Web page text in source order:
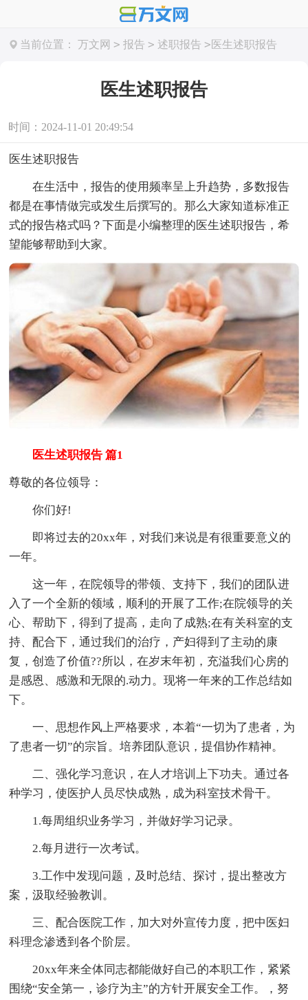
当前位置： 万文网 > 报告 > 述职报告 > 医生述职报告
医生述职报告
时间：2024-11-01 20:49:54
医生述职报告
在生活中，报告的使用频率呈上升趋势，多数报告
都是在事情做完或发生后撰写的。那么大家知道标准正
式的报告格式吗？下面是小编整理的医生述职报告，希
望能够帮助到大家。
医生述职报告 篇1
尊敬的各位领导：
你们好!
即将过去的20xx年，对我们来说是有很重要意义的
一年。
这一年，在院领导的带领、支持下，我们的团队进
入了一个全新的领域，顺利的开展了工作;在院领导的关
心、帮助下，得到了提高，走向了成熟;在有关科室的支
持、配合下，通过我们的治疗，产妇得到了主动的康
复，创造了价值??所以，在岁末年初，充溢我们心房的
是感恩、感激和无限的.动力。现将一年来的工作总结如
下。
一、思想作风上严格要求，本着“一切为了患者，为
了患者一切”的宗旨。培养团队意识，提倡协作精神。
二、强化学习意识，在人才培训上下功夫。通过各
种学习，使医护人员尽快成熟，成为科室技术骨干。
1.每周组织业务学习，并做好学习记录。
2.每月进行一次考试。
3.工作中发现问题，及时总结、探讨，提出整改方
案，汲取经验教训。
三、配合医院工作，加大对外宣传力度，把中医妇
科理念渗透到各个阶层。
20xx年来全体同志都能做好自己的本职工作，紧紧
围绕“安全第一，诊疗为主”的方针开展安全工作。，努